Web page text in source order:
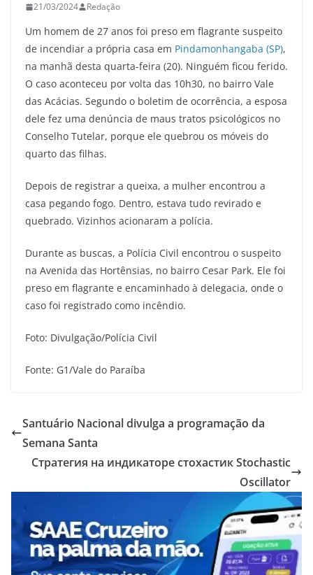
21/03/2024 Redação
Um homem de 27 anos foi preso em flagrante suspeito
de incendiar a própria casa em Pindamonhangaba (SP),
na manhã desta quarta-feira (20). Ninguém ficou ferido.
O caso aconteceu por volta das 10h30, no bairro Vale
das Acácias. Segundo o boletim de ocorrência, a esposa
dele fez uma denúncia de maus tratos psicológicos no
Conselho Tutelar, porque ele quebrou os móveis do
quarto das filhas.
Depois de registrar a queixa, a mulher encontrou a
casa pegando fogo. Dentro, estava tudo revirado e
quebrado. Vizinhos acionaram a polícia.
Durante as buscas, a Polícia Civil encontrou o suspeito
na Avenida das Hortênsias, no bairro Cesar Park. Ele foi
preso em flagrante e encaminhado à delegacia, onde o
caso foi registrado como incêndio.
Foto: Divulgação/Polícia Civil
Fonte: G1/Vale do Paraíba
Santuário Nacional divulga a programação da
Semana Santa
Стратегия на индикаторе стохастик Stochastic
Oscillator